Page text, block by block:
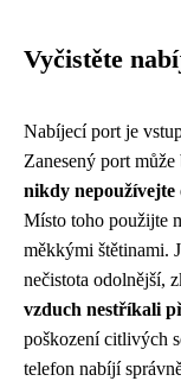
Vyčistěte
Nabíjecí port je
Zanesený port
nikdy nepoužívejte
Místo toho použijte
měkkými štětinami.
nečistota odolnější,
vzduch nestříkali
poškození citlivých
telefon nabíjí